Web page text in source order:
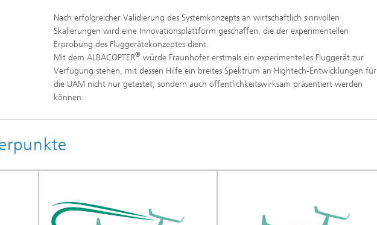
Nach erfolgreicher Validierung des Systemkonzepts an wirtschaftlich sinnvollen
Skalierungen wird eine Innovationsplattform geschaffen, die der experimentellen
Erprobung des Fluggerätekonzeptes dient.
Mit dem ALBACOPTER® würde Fraunhofer erstmals ein experimentelles Fluggerät zur
Verfügung stehen, mit dessen Hilfe ein breites Spektrum an Hightech-Entwicklungen für
die UAM nicht nur getestet, sondern auch öffentlichkeitswirksam präsentiert werden
können.